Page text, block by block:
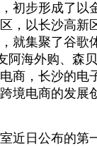
步形成了以
，以长沙高新
就集聚了谷歌
阿海外购、森
商，长沙的电
境电商的发展
日公布的第